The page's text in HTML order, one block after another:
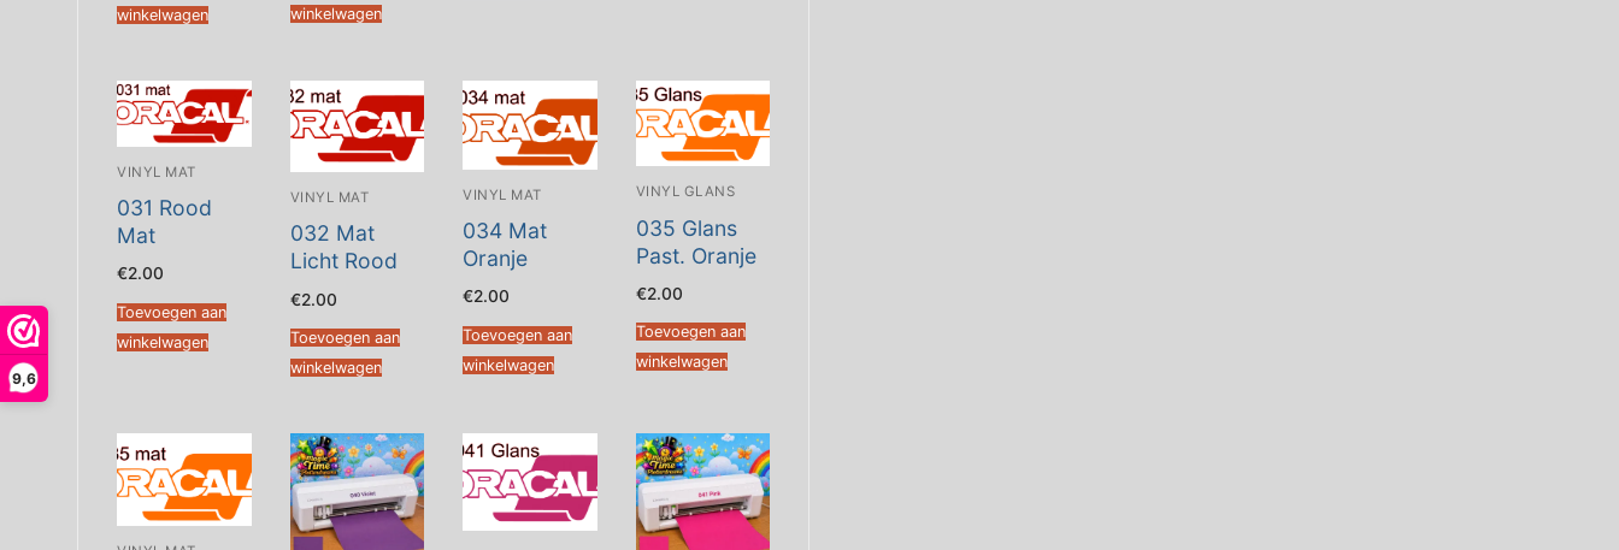
9,6
winkelwagen
winkelwagen
VINYL MAT
031 Rood
Mat
€2.00
Toevoegen aan
winkelwagen
VINYL MAT
032 Mat
Licht Rood
€2.00
Toevoegen aan
winkelwagen
VINYL MAT
034 Mat
Oranje
€2.00
Toevoegen aan
winkelwagen
VINYL GLANS
035 Glans
Past. Oranje
€2.00
Toevoegen aan
winkelwagen